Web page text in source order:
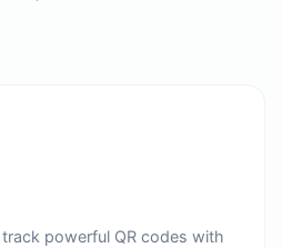
powerful QR codes with